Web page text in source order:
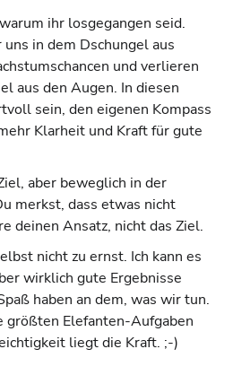
ihr losgegangen seid.
in dem Dschungel aus
und verlieren
aus den Augen. In diesen
sein, den eigenen Kompass
Klarheit und Kraft für gute
aber beweglich in der
merkst, dass etwas nicht
deinen Ansatz, nicht das Ziel.
nicht zu ernst. Ich kann es
wirklich gute Ergebnisse
haben an dem, was wir tun.
größten Elefanten-Aufgaben
liegt die Kraft. ;-)